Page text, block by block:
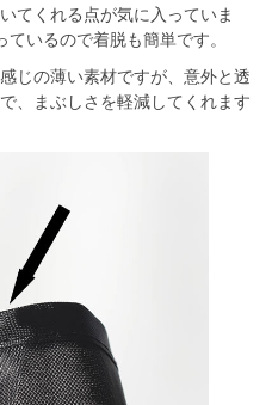
てくれる点が気に入っていま
いるので着脱も簡単です。
じの薄い素材ですが、意外と透
、まぶしさを軽減してくれます